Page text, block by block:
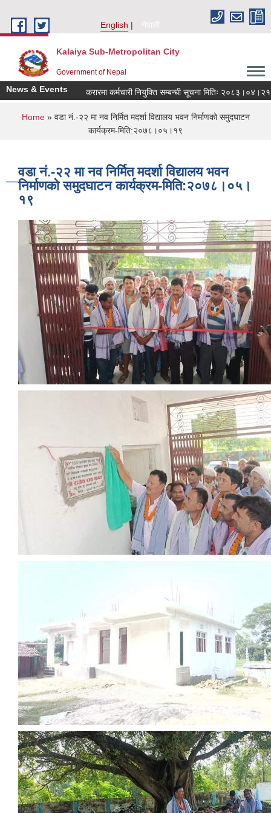
English
नेपाली
Kalaiya Sub-Metropolitan City
Government of Nepal
News & Events करारमा कर्मचारी नियुक्ति सम्बन्धी सूचना मितिः २०८३।०४।२१
You are here
Home» वडा नं.-२२ मा नव निर्मित मदर्शा विद्यालय भवन निर्माणको समुदघाटन
कार्यक्रम-मिति:२०७८।०५।१९
वडा नं.-२२ मा नव निर्मित मदर्शा विद्यालय भवन
निर्माणको समुदघाटन कार्यक्रम-मिति:२०७८।०५।
१९